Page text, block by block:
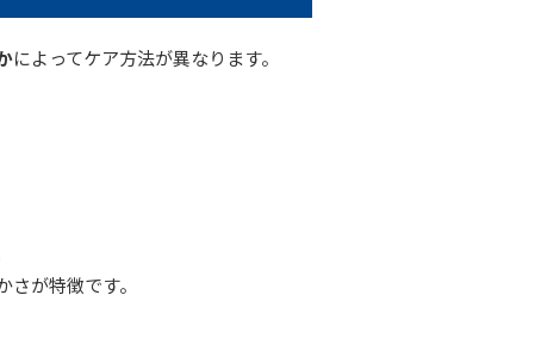
によってケア方法が異なります。
が特徴です。